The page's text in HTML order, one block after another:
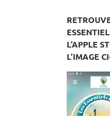
L’APPLE
L’IMAGE